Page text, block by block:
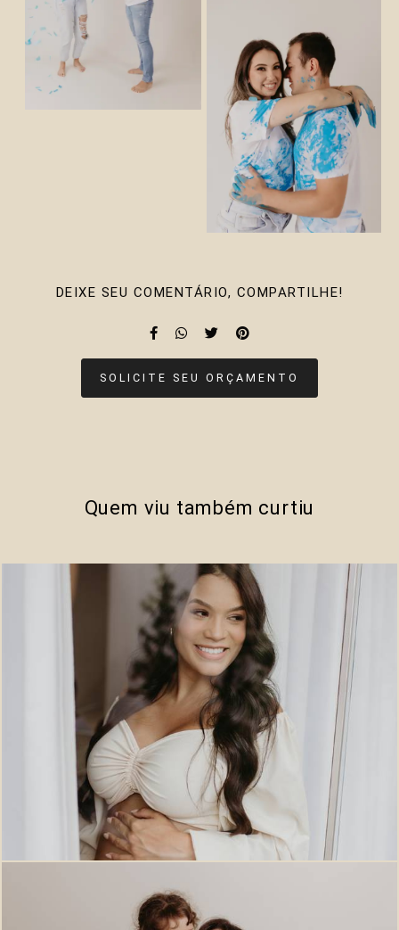
DEIXE SEU COMENTÁRIO, COMPARTILHE!
SOLICITE SEU ORÇAMENTO
Quem viu também curtiu
0